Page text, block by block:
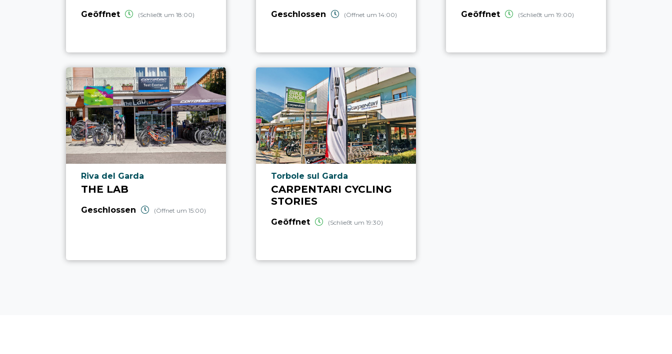
Geöffnet (Schließt um 18:00) Geschlossen (Öffnet um 14:00) Geöffnet (Schließt um 19:00)
aria.poi_location_prefix
Riva del Garda
THE LAB
Geschlossen (Öffnet um 15:00)
aria.poi_location_prefix
Torbole sul Garda
CARPENTARI CYCLING
STORIES
Geöffnet (Schließt um 19:30)